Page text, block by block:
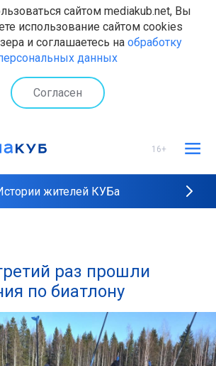
сайтом mediakub.net, Вы
использование сайтом cookies
и соглашаетесь на обработку
данных
Согласен
16+
жителей КУБа
раз прошли
по биатлону